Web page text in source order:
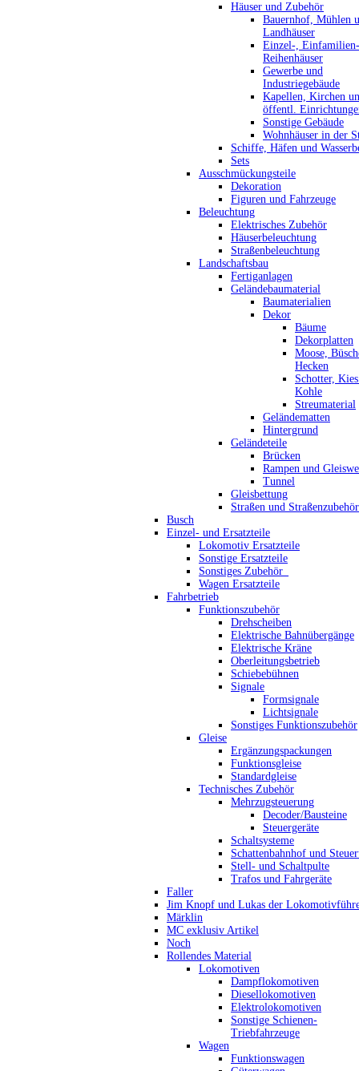
Häuser und Zubehör
Bauernhof, Mühlen
Landhäuser
Einzel-,
Reihenhäuser
Gewerbe und
Industriegebäude
Kapellen, Kirchen
öffentl.
Sonstige Gebäude
Wohnhäuser in der
Schiffe, Häfen und
Sets
Ausschmückungsteile
Dekoration
Figuren und Fahrzeuge
Beleuchtung
Elektrisches Zubehör
Häuserbeleuchtung
Straßenbeleuchtung
Landschaftsbau
Fertiganlagen
Geländebaumaterial
Baumaterialien
Dekor
Bäume
Dekorplatten
Moose,
Hecken
Schotter,
Kohle
Streumaterial
Geländematten
Hintergrund
Geländeteile
Brücken
Rampen und
Tunnel
Gleisbettung
Straßen und Straßenzubehör
Busch
Einzel- und Ersatzteile
Lokomotiv Ersatzteile
Sonstige Ersatzteile
Sonstiges Zubehör_
Wagen Ersatzteile
Fahrbetrieb
Funktionszubehör
Drehscheiben
Elektrische Bahnübergänge
Elektrische Kräne
Oberleitungsbetrieb
Schiebebühnen
Signale
Formsignale
Lichtsignale
Sonstiges Funktionszubehör
Gleise
Ergänzungspackungen
Funktionsgleise
Standardgleise
Technisches Zubehör
Mehrzugsteuerung
Decoder/Bausteine
Steuergeräte
Schaltsysteme
Schattenbahnhof und
Stell- und Schaltpulte
Trafos und Fahrgeräte
Faller
Jim Knopf und Lukas der
Märklin
MC exklusiv Artikel
Noch
Rollendes Material
Lokomotiven
Dampflokomotiven
Diesellokomotiven
Elektrolokomotiven
Sonstige Schienen-
Triebfahrzeuge
Wagen
Funktionswagen